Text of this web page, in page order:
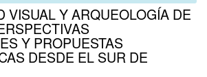
VISUAL Y ARQUEOLOGÍA DE
Y PROPUESTAS
DESDE EL SUR DE